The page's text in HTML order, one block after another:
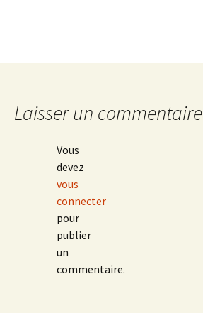
Laisser un commentaire
Vous
devez
vous
connecter
pour
publier
un
commentaire.